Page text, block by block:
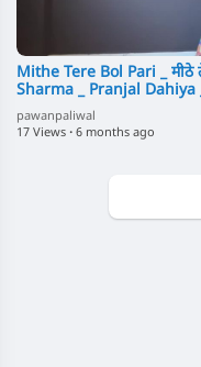
Mithe Tere Bol Pari _ मीठे
Sharma _ Pranjal Dahiya
pawanpaliwal
17 Views · 6 months ago